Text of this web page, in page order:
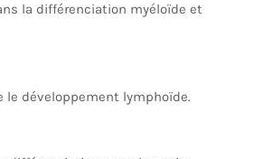
la différenciation myéloïde et
le développement lymphoïde.